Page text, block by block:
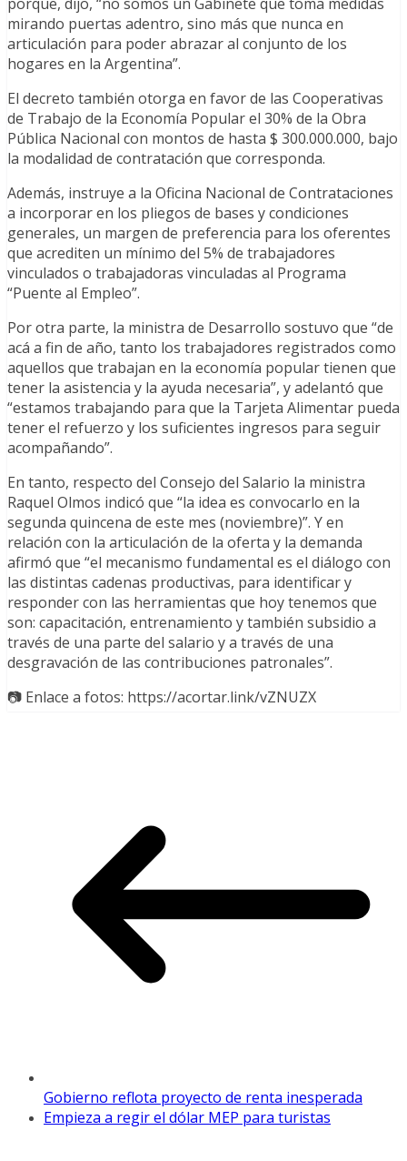
mirando puertas adentro, sino más que nunca en
articulación para poder abrazar al conjunto de los
hogares en la Argentina”.
El decreto también otorga en favor de las Cooperativas
de Trabajo de la Economía Popular el 30% de la Obra
Pública Nacional con montos de hasta $ 300.000.000, bajo
la modalidad de contratación que corresponda.
Además, instruye a la Oficina Nacional de Contrataciones
a incorporar en los pliegos de bases y condiciones
generales, un margen de preferencia para los oferentes
que acrediten un mínimo del 5% de trabajadores
vinculados o trabajadoras vinculadas al Programa
“Puente al Empleo”.
Por otra parte, la ministra de Desarrollo sostuvo que “de
acá a fin de año, tanto los trabajadores registrados como
aquellos que trabajan en la economía popular tienen que
tener la asistencia y la ayuda necesaria”, y adelantó que
“estamos trabajando para que la Tarjeta Alimentar pueda
tener el refuerzo y los suficientes ingresos para seguir
acompañando”.
En tanto, respecto del Consejo del Salario la ministra
Raquel Olmos indicó que “la idea es convocarlo en la
segunda quincena de este mes (noviembre)”. Y en
relación con la articulación de la oferta y la demanda
afirmó que “el mecanismo fundamental es el diálogo con
las distintas cadenas productivas, para identificar y
responder con las herramientas que hoy tenemos que
son: capacitación, entrenamiento y también subsidio a
través de una parte del salario y a través de una
desgravación de las contribuciones patronales”.
📷 Enlace a fotos: https://acortar.link/vZNUZX
Gobierno reflota proyecto de renta inesperada
Empieza a regir el dólar MEP para turistas